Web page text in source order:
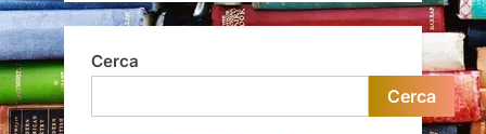
Cerca
Cerca